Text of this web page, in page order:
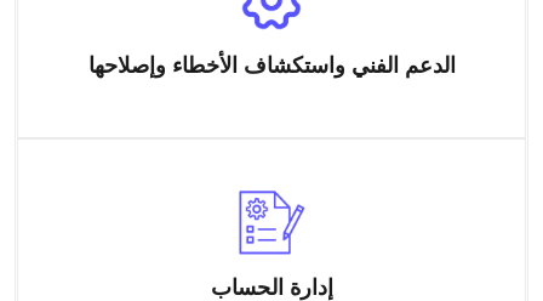
الدعم الفني واستكشاف الأخطاء وإصلاحها
إدارة الحساب